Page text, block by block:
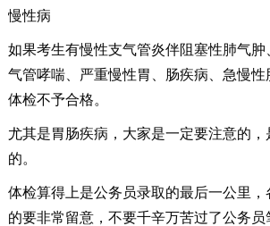
慢性病
如果考生有慢性支气管炎伴阻塞性肺气肿
气管哮喘、严重慢性胃、肠疾病、急慢性
体检不予合格。
尤其是胃肠疾病，大家是一定要注意的
的。
体检算得上是公务员录取的最后一公里
的要非常留意，不要千辛万苦过了公务